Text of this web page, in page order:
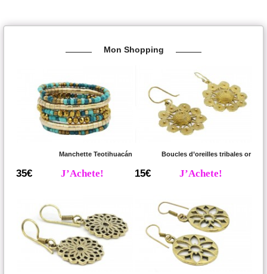
Mon Shopping
Manchette Teotihuacán
35€ J’Achete!
Boucles d’oreilles tribales or
15€ J’Achete!